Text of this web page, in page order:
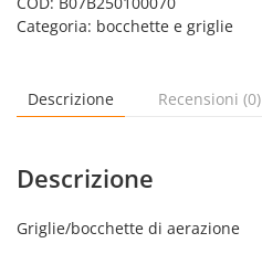
con
alette
serranda
regolazione
250
100
Categoria: bocchette e griglie
Descrizione Recensioni (0)
Descrizione
Griglie/bocchette di aerazione